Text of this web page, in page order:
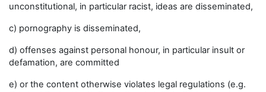
unconstitutional, in particular racist, ideas are disseminated,
c) pornography is disseminated,
d) offenses against personal honour, in particular insult or
defamation, are committed
e) or the content otherwise violates legal regulations (e.g.